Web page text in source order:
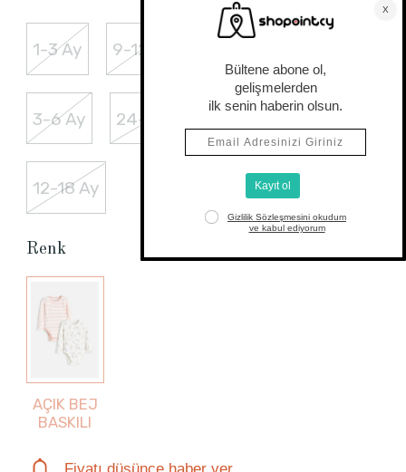
1-3 Ay 9-12 Ay
3-6 Ay 24-36 Ay
12-18 Ay
Renk
AÇIK BEJ
BASKILI
Fiyatı düşünce haber ver